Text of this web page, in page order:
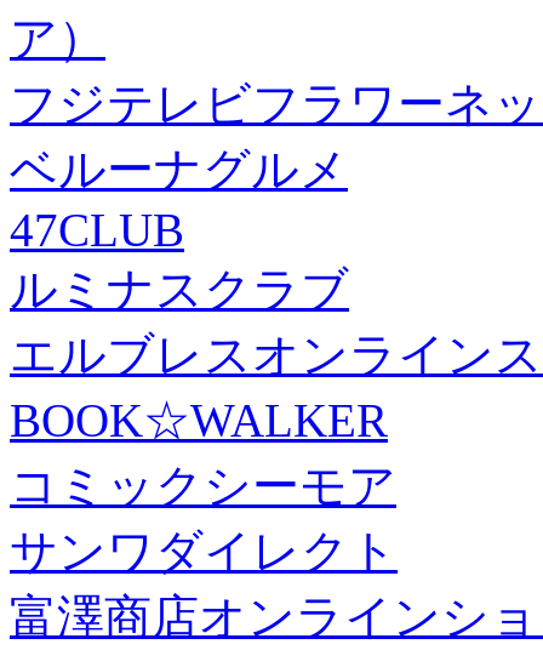
ア）
フジテレビフラワーネ
ベルーナグルメ
47CLUB
ルミナスクラブ
エルブレスオンライン
BOOK☆WALKER
コミックシーモア
サンワダイレクト
富澤商店オンラインシ